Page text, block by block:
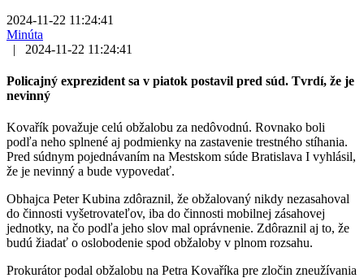
2024-11-22 11:24:41
Minúta
|
2024-11-22 11:24:41
Policajný exprezident sa v piatok postavil pred súd. Tvrdí, že je
nevinný
Kovařík považuje celú obžalobu za nedôvodnú. Rovnako boli
podľa neho splnené aj podmienky na zastavenie trestného stíhania.
Pred súdnym pojednávaním na Mestskom súde Bratislava I vyhlásil,
že je nevinný a bude vypovedať.
Obhajca Peter Kubina zdôraznil, že obžalovaný nikdy nezasahoval
do činnosti vyšetrovateľov, iba do činnosti mobilnej zásahovej
jednotky, na čo podľa jeho slov mal oprávnenie. Zdôraznil aj to, že
budú žiadať o oslobodenie spod obžaloby v plnom rozsahu.
Prokurátor podal obžalobu na Petra Kovaříka pre zločin zneužívania